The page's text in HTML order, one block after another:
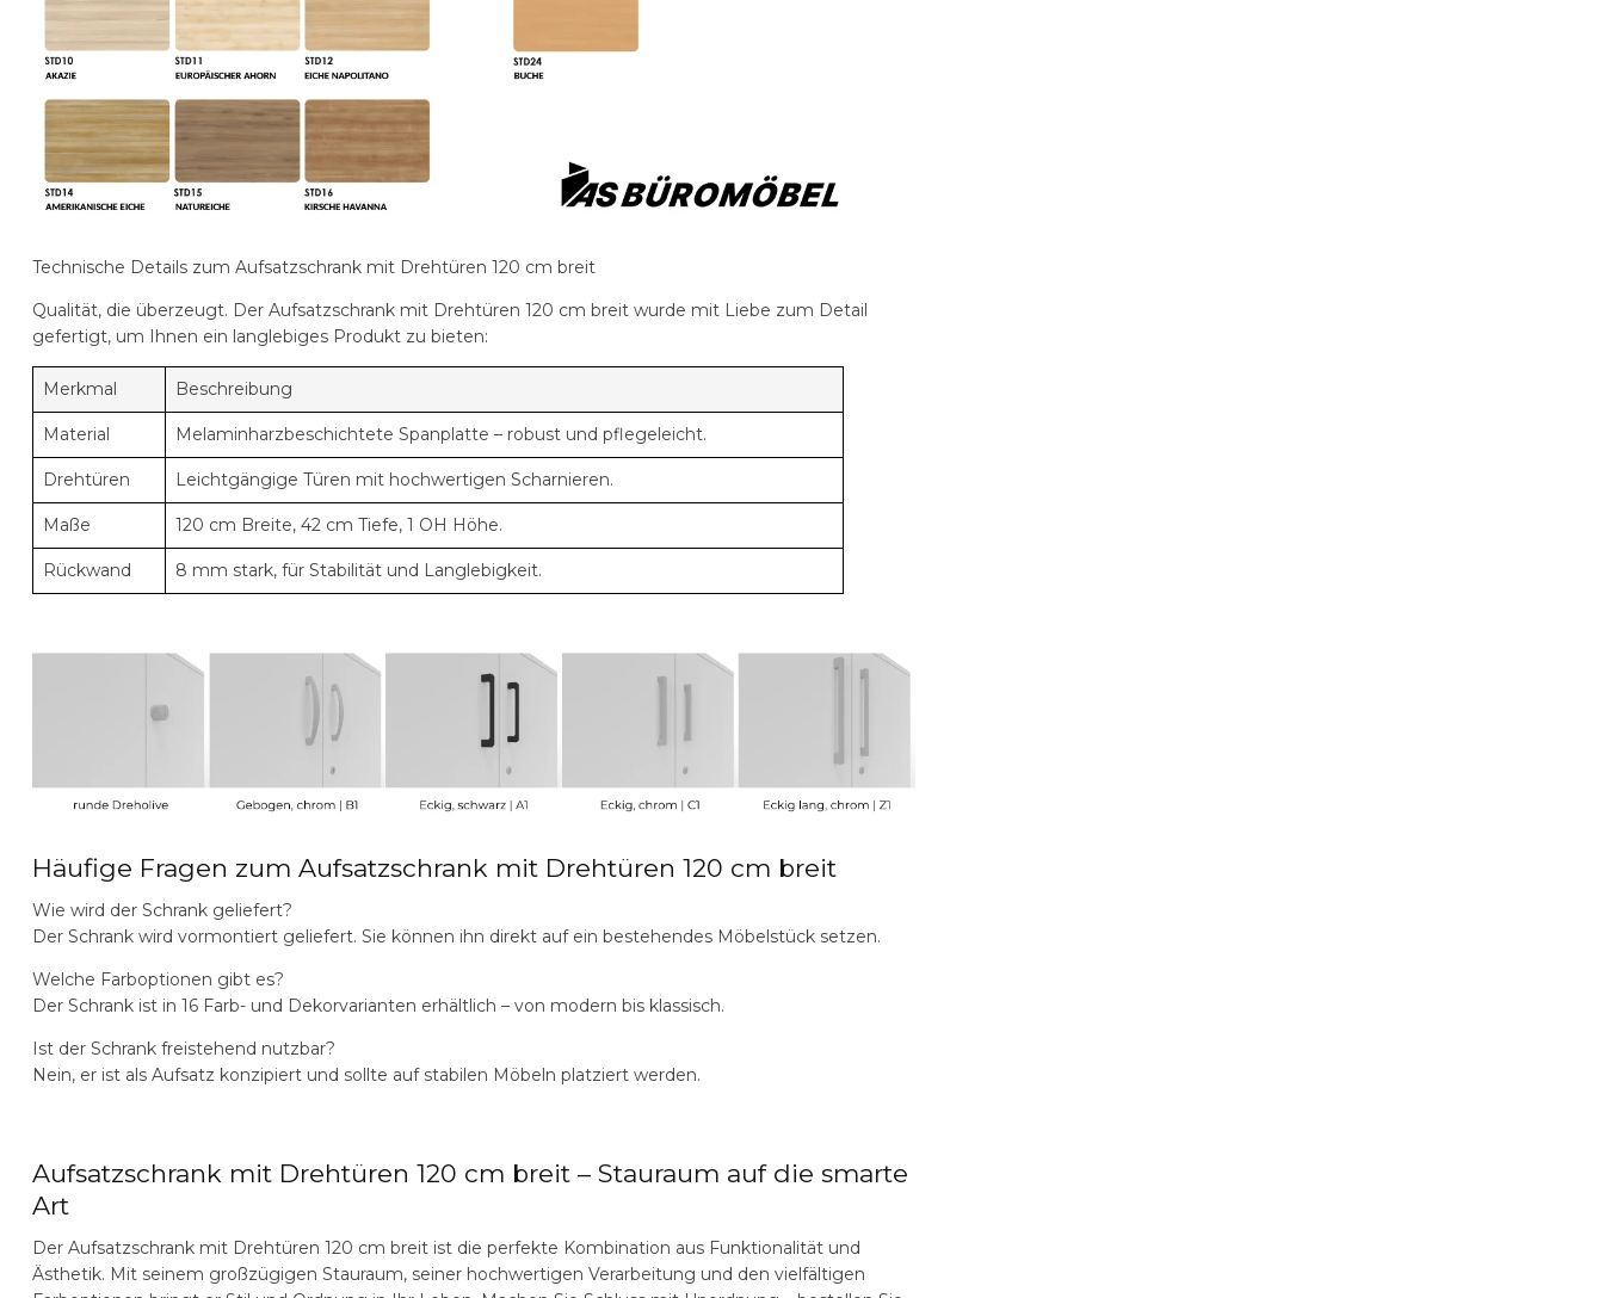
Technische Details zum Aufsatzschrank mit Drehtüren 120 cm breit
Qualität, die überzeugt. Der Aufsatzschrank mit Drehtüren 120 cm breit wurde mit Liebe zum Detail
gefertigt, um Ihnen ein langlebiges Produkt zu bieten:
Merkmal Beschreibung
Material Melaminharzbeschichtete Spanplatte – robust und pflegeleicht.
Drehtüren Leichtgängige Türen mit hochwertigen Scharnieren.
Maße 120 cm Breite, 42 cm Tiefe, 1 OH Höhe.
Rückwand 8 mm stark, für Stabilität und Langlebigkeit.
Häufige Fragen zum Aufsatzschrank mit Drehtüren 120 cm breit
Wie wird der Schrank geliefert?
Der Schrank wird vormontiert geliefert. Sie können ihn direkt auf ein bestehendes Möbelstück setzen.
Welche Farboptionen gibt es?
Der Schrank ist in 16 Farb- und Dekorvarianten erhältlich – von modern bis klassisch.
Ist der Schrank freistehend nutzbar?
Nein, er ist als Aufsatz konzipiert und sollte auf stabilen Möbeln platziert werden.
Aufsatzschrank mit Drehtüren 120 cm breit – Stauraum auf die smarte
Art
Der Aufsatzschrank mit Drehtüren 120 cm breit ist die perfekte Kombination aus Funktionalität und
Ästhetik. Mit seinem großzügigen Stauraum, seiner hochwertigen Verarbeitung und den vielfältigen